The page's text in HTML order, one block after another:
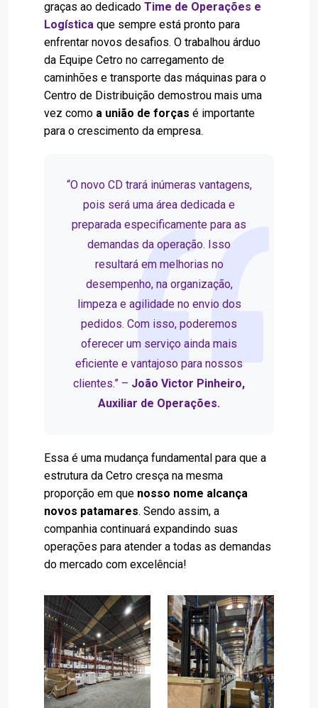
graças ao dedicado Time de Operações e
Logística que sempre está pronto para
enfrentar novos desafios. O trabalhou árduo
da Equipe Cetro no carregamento de
caminhões e transporte das máquinas para o
Centro de Distribuição demostrou mais uma
vez como a união de forças é importante
para o crescimento da empresa.
“O novo CD trará inúmeras vantagens,
pois será uma área dedicada e
preparada especificamente para as
demandas da operação. Isso
resultará em melhorias no
desempenho, na organização,
limpeza e agilidade no envio dos
pedidos. Com isso, poderemos
oferecer um serviço ainda mais
eficiente e vantajoso para nossos
clientes.” – João Victor Pinheiro,
Auxiliar de Operações.
Essa é uma mudança fundamental para que a
estrutura da Cetro cresça na mesma
proporção em que nosso nome alcança
novos patamares. Sendo assim, a
companhia continuará expandindo suas
operações para atender a todas as demandas
do mercado com excelência!